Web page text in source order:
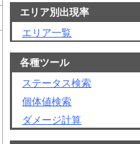
エリア別出現率
エリア一覧
各種ツール
ステータス検索
個体値検索
ダメージ計算